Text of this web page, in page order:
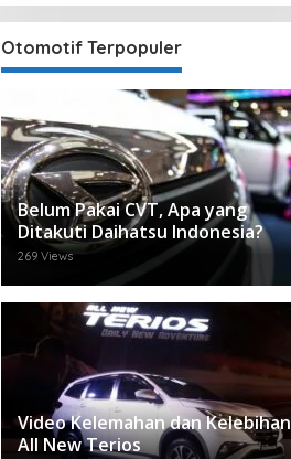
Otomotif Terpopuler
Belum Pakai CVT, Apa yang
Ditakuti Daihatsu Indonesia?
269 Views
Video Kelemahan dan Kelebihan
All New Terios